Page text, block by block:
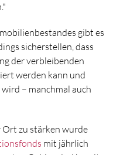
gibt es
sicherstellen, dass
der verbleibenden
werden kann und
– manchmal auch
Ort zu stärken wurde
mit jährlich